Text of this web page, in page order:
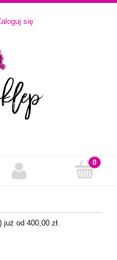
się
już od 400,00 zł.